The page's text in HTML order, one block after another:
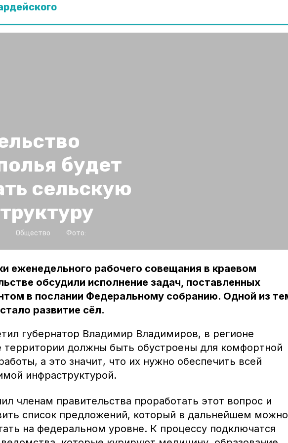
будет
сельскую
Общество Фото:
еженедельного рабочего совещания в краевом
обсудили исполнение задач, поставленных
в послании Федеральному собранию. Одной из
развитие сёл.
губернатор Владимир Владимиров, в регионе
территории должны быть обустроены для комфортной
а это значит, что их нужно обеспечить всей
инфраструктурой.
членам правительства проработать этот вопрос и
список предложений, который в дальнейшем можно
на федеральном уровне. К процессу подключатся